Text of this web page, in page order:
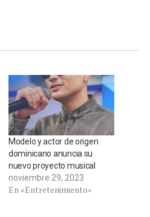
Modelo y actor de origen
dominicano anuncia su
nuevo proyecto musical
noviembre 29, 2023
En «Entretenimiento»